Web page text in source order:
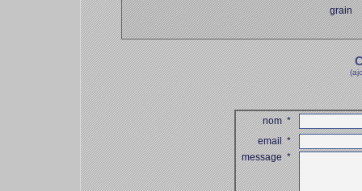
grain
nom*
email*
message*